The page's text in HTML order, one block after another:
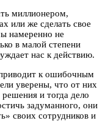
миллионером,
или же сделать свое
намеренно не
в малой степени
нас к действию.
к ошибочным
уверены, что от них
и тогда дело
задуманного, они
своих сотрудников и